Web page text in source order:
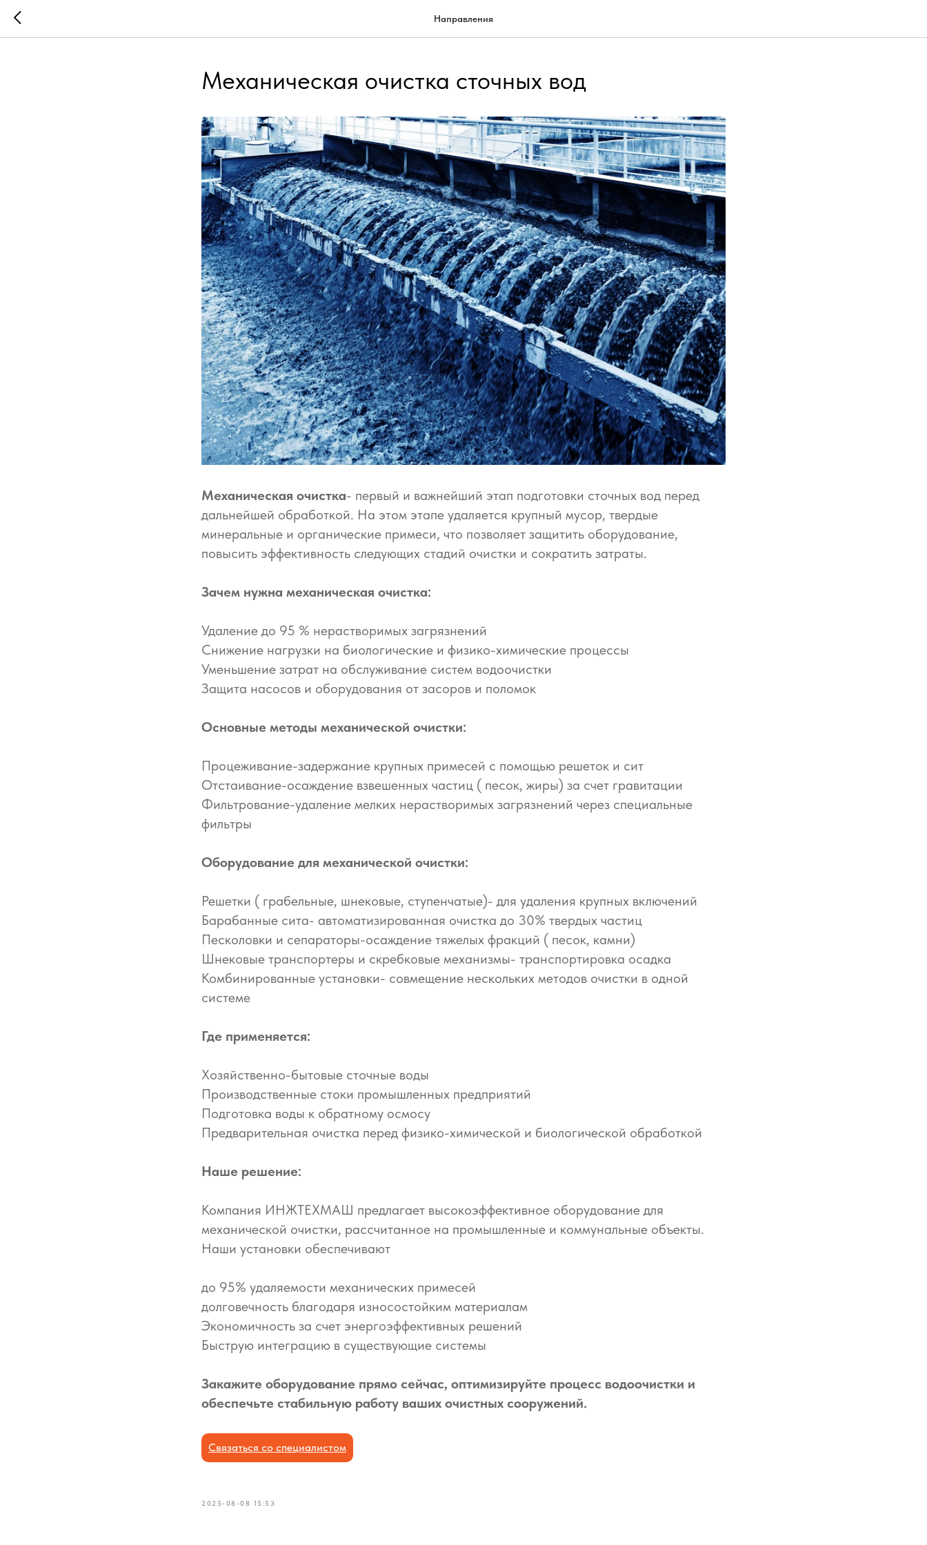
Направления
Механическая очистка сточных вод
Механическая очистка- первый и важнейший этап подготовки сточных вод перед
дальнейшей обработкой. На этом этапе удаляется крупный мусор, твердые
минеральные и органические примеси, что позволяет защитить оборудование,
повысить эффективность следующих стадий очистки и сократить затраты.
Зачем нужна механическая очистка:
Удаление до 95 % нерастворимых загрязнений
Снижение нагрузки на биологические и физико-химические процессы
Уменьшение затрат на обслуживание систем водоочистки
Защита насосов и оборудования от засоров и поломок
Основные методы механической очистки:
Процеживание-задержание крупных примесей с помощью решеток и сит
Отстаивание-осаждение взвешенных частиц ( песок, жиры) за счет гравитации
Фильтрование-удаление мелких нерастворимых загрязнений через специальные
фильтры
Оборудование для механической очистки:
Решетки ( грабельные, шнековые, ступенчатые)- для удаления крупных включений
Барабанные сита- автоматизированная очистка до 30% твердых частиц
Песколовки и сепараторы-осаждение тяжелых фракций ( песок, камни)
Шнековые транспортеры и скребковые механизмы- транспортировка осадка
Комбинированные установки- совмещение нескольких методов очистки в одной
системе
Где применяется:
Хозяйственно-бытовые сточные воды
Производственные стоки промышленных предприятий
Подготовка воды к обратному осмосу
Предварительная очистка перед физико-химической и биологической обработкой
Наше решение:
Компания ИНЖТЕХМАШ предлагает высокоэффективное оборудование для
механической очистки, рассчитанное на промышленные и коммунальные объекты.
Наши установки обеспечивают
до 95% удаляемости механических примесей
долговечность благодаря износостойким материалам
Экономичность за счет энергоэффективных решений
Быструю интеграцию в существующие системы
Закажите оборудование прямо сейчас, оптимизируйте процесс водоочистки и
обеспечьте стабильную работу ваших очистных сооружений.
Связаться со специалистом
2025-08-08 15:53